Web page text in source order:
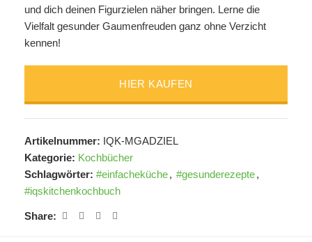
und dich deinen Figurzielen näher bringen. Lerne die
Vielfalt gesunder Gaumenfreuden ganz ohne Verzicht
kennen!
HIER KAUFEN
Artikelnummer: IQK-MGADZIEL
Kategorie: Kochbücher
Schlagwörter: #einfacheküche, #gesunderezepte,
#iqskitchenkochbuch
Share: